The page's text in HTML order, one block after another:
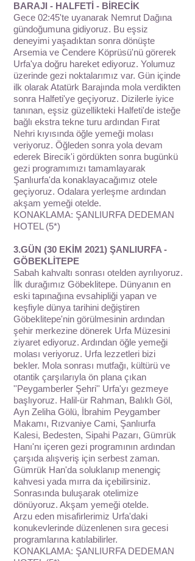
BARAJI - HALFETİ - BİRECİK
Gece 02:45'te uyanarak Nemrut Dağına
gündoğumuna gidiyoruz. Bu eşsiz
deneyimi yaşadıktan sonra dönüşte
Arsemia ve Cendere Köprüsü'nü görerek
Urfa'ya doğru hareket ediyoruz. Yolumuz
üzerinde gezi noktalarımız var. Gün içinde
ilk olarak Atatürk Barajında mola verdikten
sonra Halfeti'ye geçiyoruz. Dizilerle iyice
tanınan, eşsiz güzellikteki Halfeti'de isteğe
bağlı ekstra tekne turu ardından Fırat
Nehri kıyısında öğle yemeği molası
veriyoruz. Öğleden sonra yola devam
ederek Birecik'i gördükten sonra bugünkü
gezi programımızı tamamlayarak
Şanlıurfa'da konaklayacağımız otele
geçiyoruz. Odalara yerleşme ardından
akşam yemeği otelde.
KONAKLAMA: ŞANLIURFA DEDEMAN
HOTEL (5*)
3.GÜN (30 EKİM 2021) ŞANLIURFA -
GÖBEKLİTEPE
Sabah kahvaltı sonrası otelden ayrılıyoruz.
İlk durağımız Göbeklitepe. Dünyanın en
eski tapınağına evsahipliği yapan ve
keşfiyle dünya tarihini değiştiren
Göbeklitepe'nin görülmesinin ardından
şehir merkezine dönerek Urfa Müzesini
ziyaret ediyoruz. Ardından öğle yemeği
molası veriyoruz. Urfa lezzetleri bizi
bekler. Mola sonrası mutfağı, kültürü ve
otantik çarşılarıyla ön plana çıkan
''Peygamberler Şehri'' Urfa'yı gezmeye
başlıyoruz. Halil-ür Rahman, Balıklı Göl,
Ayn Zeliha Gölü, İbrahim Peygamber
Makamı, Rızvaniye Cami, Şanlıurfa
Kalesi, Bedesten, Sipahi Pazarı, Gümrük
Hanı'nı içeren gezi programının ardından
çarşıda alışveriş için serbest zaman.
Gümrük Han'da soluklanıp menengiç
kahvesi yada mırra da içebilirsiniz.
Sonrasında buluşarak otelimize
dönüyoruz. Akşam yemeği otelde.
Arzu eden misafirlerimiz Urfa'daki
konukevlerinde düzenlenen sıra gecesi
programlarına katılabilirler.
KONAKLAMA: ŞANLIURFA DEDEMAN